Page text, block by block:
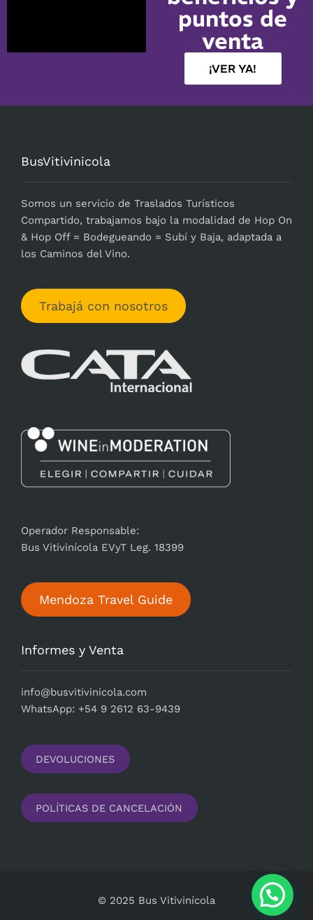
puntos de
venta
¡VER YA!
BusVitivinicola
Somos un servicio de Traslados Turísticos
Compartido, trabajamos bajo la modalidad de Hop On
& Hop Off = Bodegueando = Subí y Baja, adaptada a
los Caminos del Vino.
Trabajá con nosotros
Operador Responsable:
Bus Vitivinícola EVyT Leg. 18399
Mendoza Travel Guide
Informes y Venta
info@busvitivinicola.com
WhatsApp: +54 9 2612 63-9439
DEVOLUCIONES
POLÍTICAS DE CANCELACIÓN
© 2025 Bus Vitivinícola